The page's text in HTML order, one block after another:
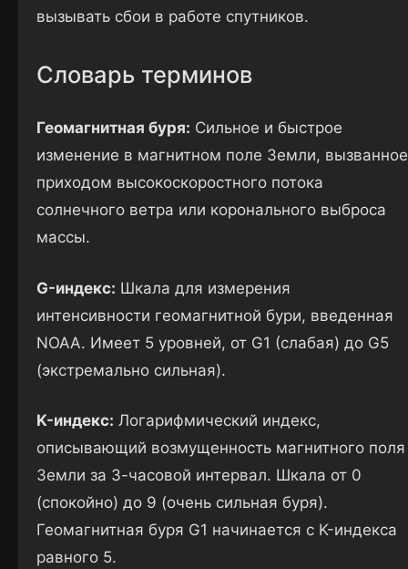
вызывать сбои в работе спутников.
Словарь терминов
Геомагнитная буря: Сильное и быстрое
изменение в магнитном поле Земли, вызванное
приходом высокоскоростного потока
солнечного ветра или коронального выброса
массы.
G-индекс: Шкала для измерения
интенсивности геомагнитной бури, введенная
NOAA. Имеет 5 уровней, от G1 (слабая) до G5
(экстремально сильная).
K-индекс: Логарифмический индекс,
описывающий возмущенность магнитного поля
Земли за 3-часовой интервал. Шкала от 0
(спокойно) до 9 (очень сильная буря).
Геомагнитная буря G1 начинается с K-индекса
равного 5.